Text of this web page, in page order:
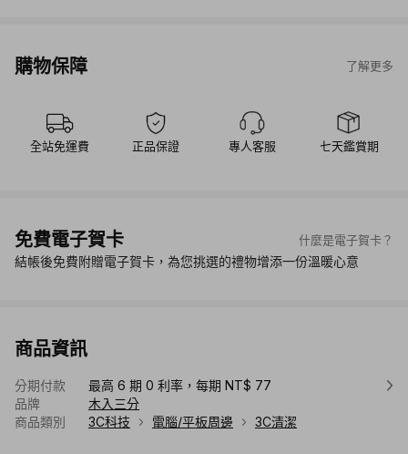
購物保障 了解更多
全站免運費 正品保證 專人客服 七天鑑賞期
免費電子賀卡 什麼是電子賀卡？
結帳後免費附贈電子賀卡，為您挑選的禮物增添一份溫暖心意
商品資訊
分期付款
最高 6 期 0 利率，每期 NT$ 77
品牌
木入三分
商品類別
3C科技 電腦/平板周邊 3C清潔